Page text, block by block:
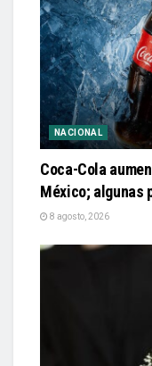
NACIONAL
Coca-Cola
México; algunas
8 agosto, 2026